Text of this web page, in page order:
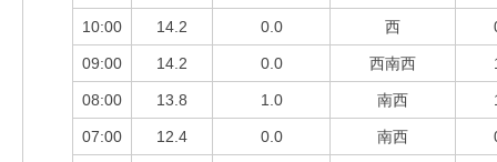
10:00 14.2 0.0 西
09:00 14.2 0.0 西南西
08:00 13.8 1.0 南西
07:00 12.4 0.0 南西